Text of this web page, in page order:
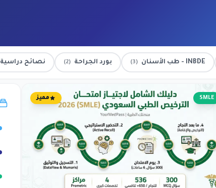
INBDE - طب الأسنان (3) بورد الجراحة (2) نصائح دراسية
مميز SMLE